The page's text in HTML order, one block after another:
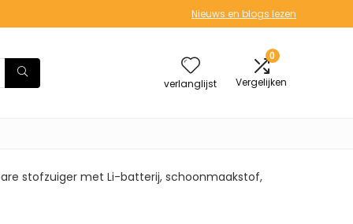
Nieuws en blogs lezen
verlanglijst
0
Vergelijken
stofzuiger met Li-batterij, schoonmaakstof,